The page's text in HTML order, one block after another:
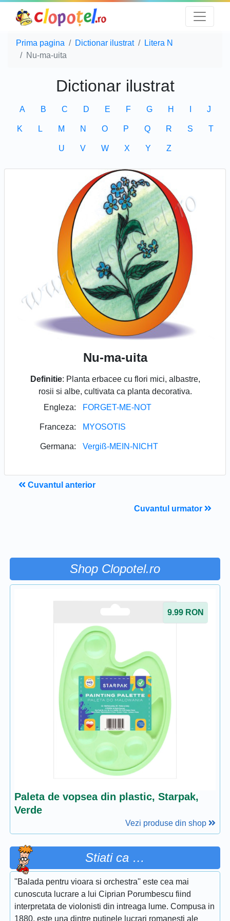
Prima pagina Dictionar ilustrat
Litera N
Nu-ma-uita
Dictionar ilustrat
A B C D E F G H J
K L M N O P Q R S T
U V W X Y Z
Nu-ma-uita
Definitie: Planta erbacee cu flori mici, albastre,
rosii si albe, cultivata ca planta decorativa.
Engleza:
FORGET-ME-NOT
Franceza: MYOSOTIS
Germana: Vergiß-MEIN-NICHT
Cuvantul anterior
Cuvantul urmator
Shop Clopotel.ro
9.99 RON
Paleta de vopsea din plastic, Starpak,
Verde
Vezi produse din shop
Stiati ca …
''Balada pentru vioara si orchestra'' este cea mai
cunoscuta lucrare a lui Ciprian Porumbescu fiind
interpretata de violonisti din intreaga lume. Compusa in
1880, este una dintre putinele lucrari romanesti ale